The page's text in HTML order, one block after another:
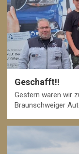
Geschafft!!
Gestern waren wir
Braunschweiger